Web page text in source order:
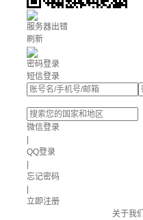
服务器出错
刷新
密码登录
短信登录
微信登录
QQ登录
忘记密码
立即注册
关于我们